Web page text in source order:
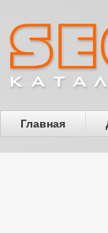
Главная